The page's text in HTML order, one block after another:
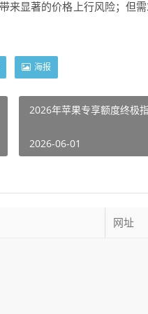
显著的价格上行风险；但
海报
2026年苹果专享额度终极
2026-06-01